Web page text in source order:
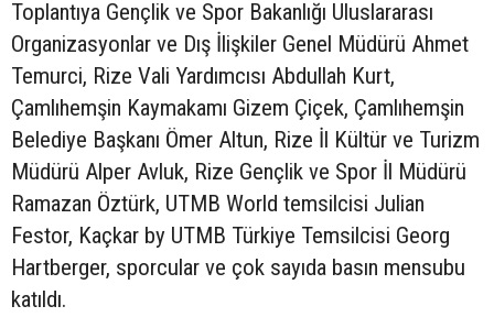
Toplantıya Gençlik ve Spor Bakanlığı Uluslararası
Organizasyonlar ve Dış İlişkiler Genel Müdürü Ahmet
Temurci, Rize Vali Yardımcısı Abdullah Kurt,
Çamlıhemşin Kaymakamı Gizem Çiçek, Çamlıhemşin
Belediye Başkanı Ömer Altun, Rize İl Kültür ve Turizm
Müdürü Alper Avluk, Rize Gençlik ve Spor İl Müdürü
Ramazan Öztürk, UTMB World temsilcisi Julian
Festor, Kaçkar by UTMB Türkiye Temsilcisi Georg
Hartberger, sporcular ve çok sayıda basın mensubu
katıldı.